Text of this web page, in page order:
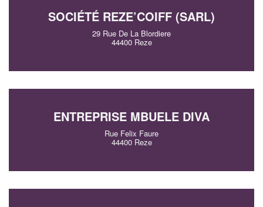
SOCIÉTÉ REZE’COIFF (SARL)
29 Rue De La Blordiere
44400 Reze
ENTREPRISE MBUELE DIVA
Rue Felix Faure
44400 Reze
Vous êtes un
professionnel ?